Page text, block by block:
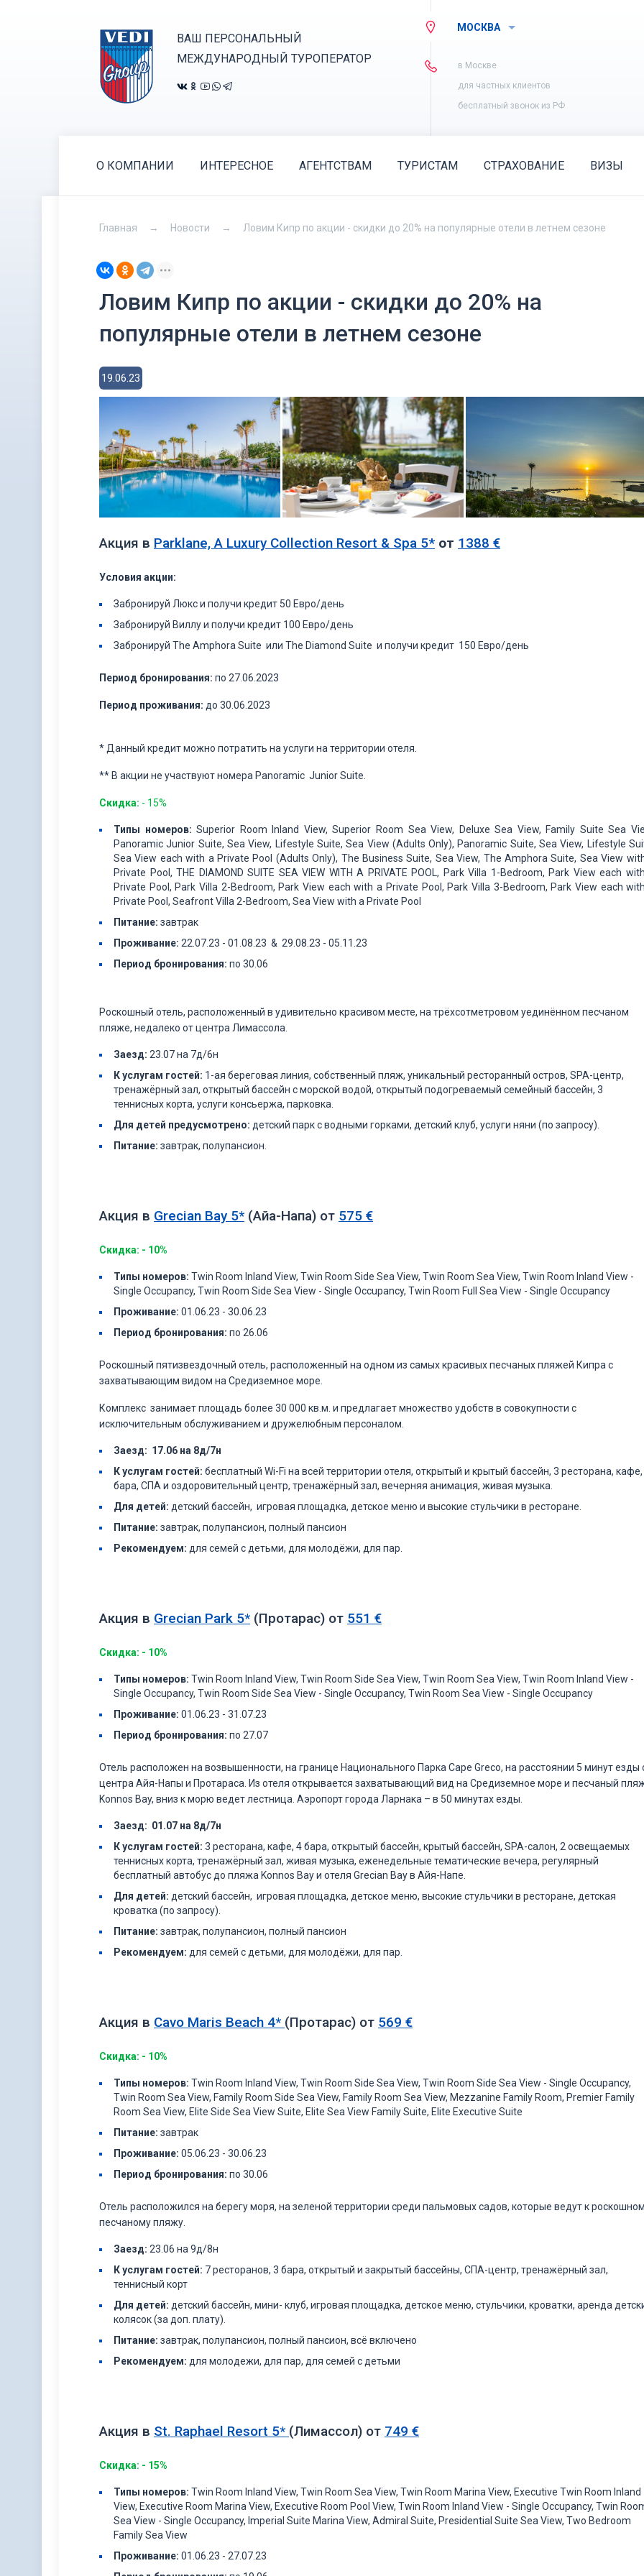
ВАШ ПЕРСОНАЛЬНЫЙ
МЕЖДУНАРОДНЫЙ ТУРОПЕРАТОР
МОСКВА
в Москве
для частных клиентов
бесплатный звонок из РФ
О КОМПАНИИ ИНТЕРЕСНОЕ АГЕНТСТВАМ ТУРИСТАМ СТРАХОВАНИЕ ВИЗЫ
Главная Новости Ловим Кипр по акции - скидки до 20% на популярные отели в летнем сезоне
Ловим Кипр по акции - скидки до 20% на
популярные отели в летнем сезоне
19.06.23
Акция в Parklane, A Luxury Collection Resort & Spa 5* от 1388 €
Условия акции:
Забронируй Люкс и получи кредит 50 Евро/день
Забронируй Виллу и получи кредит 100 Евро/день
Забронируй The Amphora Suite или The Diamond Suite и получи кредит 150 Евро/день
Период бронирования: по 27.06.2023
Период проживания: до 30.06.2023
* Данный кредит можно потратить на услуги на территории отеля.
** В акции не участвуют номера Panoramic Junior Suite.
Скидка: - 15%
Типы номеров:Superior Room Inland View, Superior Room Sea View, Deluxe Sea View, Family Suite Sea
Panoramic Junior Suite, Sea View, Lifestyle Suite, Sea View (Adults Only), Panoramic Suite, Sea View, Lifestyle
Sea View each with a Private Pool (Adults Only), The Business Suite, Sea View, The Amphora Suite, Sea View
Private Pool, THE DIAMOND SUITE SEA VIEW WITH A PRIVATE POOL, Park Villa 1-Bedroom, Park View each
Private Pool, Park Villa 2-Bedroom, Park View each with a Private Pool, Park Villa 3-Bedroom, Park View each
Private Pool, Seafront Villa 2-Bedroom, Sea View with a Private Pool
Питание: завтрак
Проживание: 22.07.23 - 01.08.23 & 29.08.23 - 05.11.23
Период бронирования: по 30.06
Роскошный отель, расположенный в удивительно красивом месте, на трёхсотметровом уединённом песчаном
пляже, недалеко от центра Лимассола.
Заезд: 23.07 на 7д/6н
К услугам гостей: 1-ая береговая линия, собственный пляж, уникальный ресторанный остров, SPA-центр,
тренажёрный зал, открытый бассейн с морской водой, открытый подогреваемый семейный бассейн, 3
теннисных корта, услуги консьержа, парковка.
Для детей предусмотрено: детский парк с водными горками, детский клуб, услуги няни (по запросу).
Питание: завтрак, полупансион.
Акция в Grecian Bay 5* (Айа-Напа) от 575 €
Скидка: - 10%
Типы номеров: Twin Room Inland View, Twin Room Side Sea View, Twin Room Sea View, Twin Room Inland View -
Single Occupancy, Twin Room Side Sea View - Single Occupancy, Twin Room Full Sea View - Single Occupancy
Проживание: 01.06.23 - 30.06.23
Период бронирования: по 26.06
Роскошный пятизвездочный отель, расположенный на одном из самых красивых песчаных пляжей Кипра с
захватывающим видом на Средиземное море.
Комплекс занимает площадь более 30 000 кв.м. и предлагает множество удобств в совокупности с
исключительным обслуживанием и дружелюбным персоналом.
Заезд: 17.06 на 8д/7н
К услугам гостей: бесплатный Wi-Fi на всей территории отеля, открытый и крытый бассейн, 3 ресторана, кафе,
бара, СПА и оздоровительный центр, тренажёрный зал, вечерняя анимация, живая музыка.
Для детей: детский бассейн, игровая площадка, детское меню и высокие стульчики в ресторане.
Питание: завтрак, полупансион, полный пансион
Рекомендуем: для семей с детьми, для молодёжи, для пар.
Акция в Grecian Park 5* (Протарас) от 551 €
Скидка: - 10%
Типы номеров: Twin Room Inland View, Twin Room Side Sea View, Twin Room Sea View, Twin Room Inland View -
Single Occupancy, Twin Room Side Sea View - Single Occupancy, Twin Room Sea View - Single Occupancy
Проживание: 01.06.23 - 31.07.23
Период бронирования: по 27.07
Отель расположен на возвышенности, на границе Национального Парка Cape Greco, на расстоянии 5 минут езды
центра Айя-Напы и Протараса. Из отеля открывается захватывающий вид на Средиземное море и песчаный
Konnos Bay, вниз к морю ведет лестница. Аэропорт города Ларнака – в 50 минутах езды.
Заезд: 01.07 на 8д/7н
К услугам гостей: 3 ресторана, кафе, 4 бара, открытый бассейн, крытый бассейн, SPA-салон, 2 освещаемых
теннисных корта, тренажёрный зал, живая музыка, еженедельные тематические вечера, регулярный
бесплатный автобус до пляжа Konnos Bay и отеля Grecian Bay в Айя-Напе.
Для детей: детский бассейн, игровая площадка, детское меню, высокие стульчики в ресторане, детская
кроватка (по запросу).
Питание: завтрак, полупансион, полный пансион
Рекомендуем: для семей с детьми, для молодёжи, для пар.
Акция в Cavo Maris Beach 4* (Протарас) от 569 €
Скидка: - 10%
Типы номеров: Twin Room Inland View, Twin Room Side Sea View, Twin Room Side Sea View - Single Occupancy,
Twin Room Sea View, Family Room Side Sea View, Family Room Sea View, Mezzanine Family Room, Premier Family
Room Sea View, Elite Side Sea View Suite, Elite Sea View Family Suite, Elite Executive Suite
Питание: завтрак
Проживание: 05.06.23 - 30.06.23
Период бронирования: по 30.06
Отель расположился на берегу моря, на зеленой территории среди пальмовых садов, которые ведут к
песчаному пляжу.
Заезд: 23.06 на 9д/8н
К услугам гостей: 7 ресторанов, 3 бара, открытый и закрытый бассейны, СПА-центр, тренажёрный зал,
теннисный корт
Для детей: детский бассейн, мини- клуб, игровая площадка, детское меню, стульчики, кроватки, аренда
колясок (за доп. плату).
Питание: завтрак, полупансион, полный пансион, всё включено
Рекомендуем: для молодежи, для пар, для семей с детьми
Акция в St. Raphael Resort 5* (Лимассол) от 749 €
Скидка: - 15%
Типы номеров: Twin Room Inland View, Twin Room Sea View, Twin Room Marina View, Executive Twin Room Inland
View, Executive Room Marina View, Executive Room Pool View, Twin Room Inland View - Single Occupancy, Twin
Sea View - Single Occupancy, Imperial Suite Marina View, Admiral Suite, Presidential Suite Sea View, Two Bedroom
Family Sea View
Проживание: 01.06.23 - 27.07.23